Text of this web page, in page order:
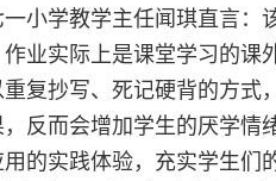
小学教学主任闻琪直言：
业实际上是课堂学习的课
复抄写、死记硬背的方式
反而会增加学生的厌学情
的实践体验，充实学生们